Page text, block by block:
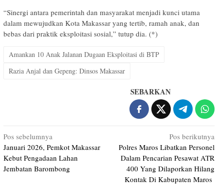
“Sinergi antara pemerintah dan masyarakat menjadi kunci utama
dalam mewujudkan Kota Makassar yang tertib, ramah anak, dan
bebas dari praktik eksploitasi sosial,” tutup dia. (*)
Amankan 10 Anak Jalanan Dugaan Eksploitasi di BTP
Razia Anjal dan Gepeng: Dinsos Makassar
SEBARKAN
Navigasi
pos
Pos sebelumnya
Januari 2026, Pemkot Makassar
Kebut Pengadaan Lahan
Jembatan Barombong
Pos berikutnya
Polres Maros Libatkan Personel
Dalam Pencarian Pesawat ATR
400 Yang Dilaporkan Hilang
Kontak Di Kabupaten Maros